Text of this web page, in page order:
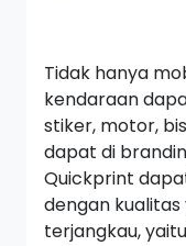
Tidak hanya
kendaraan
stiker, motor,
dapat di
Quickprint
dengan
terjangkau,